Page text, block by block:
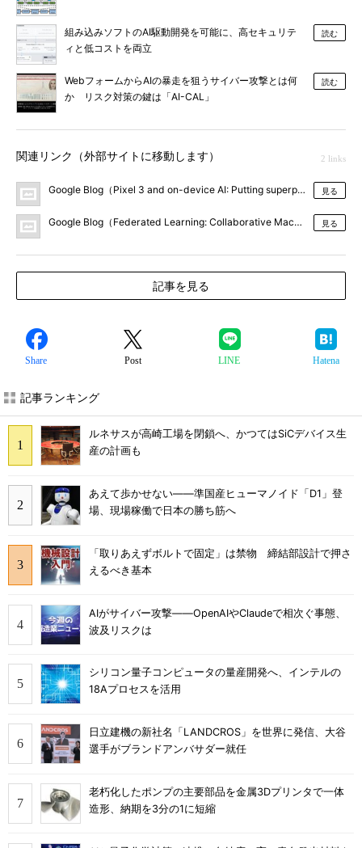
組み込みソフトのAI駆動開発を可能に、高セキュリテ
ィと低コストを両立
読む
WebフォームからAIの暴走を狙うサイバー攻撃とは何
か リスク対策の鍵は「AI-CAL」
読む
関連リンク（外部サイトに移動します） 2 links
Google Blog（Pixel 3 and on-device AI: Putting superpowers in
見る
Google Blog（Federated Learning: Collaborative Machine 見る
記事を見る
Share Post LINE Hatena
記事ランキング
ルネサスが高崎工場を閉鎖へ、かつてはSiCデバイス生
産の計画も
あえて歩かせない――準国産ヒューマノイド「D1」登
場、現場稼働で日本の勝ち筋へ
「取りあえずボルトで固定」は禁物 締結部設計で押さ
えるべき基本
AIがサイバー攻撃――OpenAIやClaudeで相次ぐ事態、
波及リスクは
シリコン量子コンピュータの量産開発へ、インテルの
18Aプロセスを活用
日立建機の新社名「LANDCROS」を世界に発信、大谷
選手がブランドアンバサダー就任
老朽化したポンプの主要部品を金属3Dプリンタで一体
造形、納期を3分の1に短縮